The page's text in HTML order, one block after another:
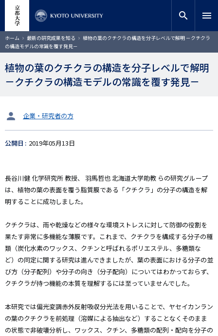
コ
ン
テ
ン
ツ
に
サイト内検索
検索
search menu
ホーム 最新の研究成果を知る
植物の葉のクチクラの構造を分子レベルで解明 －クチクラ
の構造モデルの常識を覆す発見－
植物の葉のクチクラの構造を分子レベルで解明
－クチクラの構造モデルの常識を覆す発見－
タ
ッ
企業・研究者の方
公開日 2019年05月13日
長谷川健化学研究所教授、 羽馬哲也 北海道大学助教 らの研究グループ
は、植物の葉の表面を覆う脂質膜である「クチクラ」の分子の構造を解
明することに成功しました。
クチクラは、雨や乾燥などの様々な環境ストレスに対して防御の役割を
果たす非常に多機能な薄膜です。これまで、クチクラを構成する分子の種
類（炭化水素のワックス、クチンと呼ばれるポリエステル、多糖類な
ど）の同定に関する研究は進んできましたが、葉の表面における分子の並
び方（分子配列）や分子の向き（分子配向）についてはわかっておらず、
クチクラが持つ機能の本質を理解するには至っていませんでした。
本研究では偏光変調赤外反射吸収分光法を用いることで、ヤセイカンラン
の葉のクチクラを前処理（溶媒による抽出など）することなくそのまま
の状態で非破壊分析し、ワックス、クチン、多糖類の配列・配向を分子の